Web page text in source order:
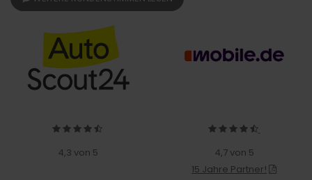
4,3 von 5
4,7 von 5
15 Jahre Partner!